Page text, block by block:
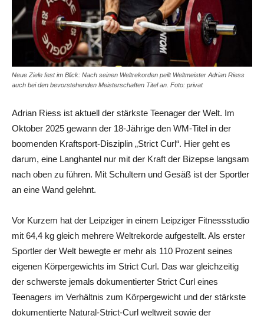
Neue Ziele fest im Blick: Nach seinen Weltrekorden peilt Weltmeister Adrian Riess
auch bei den bevorstehenden Meisterschaften Titel an. Foto: privat
Adrian Riess ist aktuell der stärkste Teenager der Welt. Im
Oktober 2025 gewann der 18-Jährige den WM-Titel in der
boomenden Kraftsport-Disziplin „Strict Curl“. Hier geht es
darum, eine Langhantel nur mit der Kraft der Bizepse langsam
nach oben zu führen. Mit Schultern und Gesäß ist der Sportler
an eine Wand gelehnt.
Vor Kurzem hat der Leipziger in einem Leipziger Fitnessstudio
mit 64,4 kg gleich mehrere Weltrekorde aufgestellt. Als erster
Sportler der Welt bewegte er mehr als 110 Prozent seines
eigenen Körpergewichts im Strict Curl. Das war gleichzeitig
der schwerste jemals dokumentierter Strict Curl eines
Teenagers im Verhältnis zum Körpergewicht und der stärkste
dokumentierte Natural-Strict-Curl weltweit sowie der